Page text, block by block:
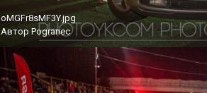
oMGFr8sMF3Y.jpg
АвторPogranec